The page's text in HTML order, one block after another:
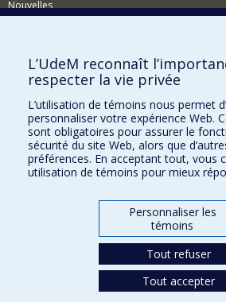
Nouvelles
Comment soutenir le CÉRIUM?
BESOIN D'AIDE?
Plan du site
Signaler une erreur
Accessibilité
FACULTÉ DES ARTS ET DES SCIENCES
Nos départements et écoles
L’UdeM reconnaît
respecter la vie privée
L’utilisation de témoins nous permet
personnaliser votre expérience Web.
sont obligatoires pour assurer le
sécurité du site Web, alors que
préférences. En acceptant tout, vous
utilisation de témoins pour mieux
Personnaliser les
témoins
Tout refuser
Tout accepter